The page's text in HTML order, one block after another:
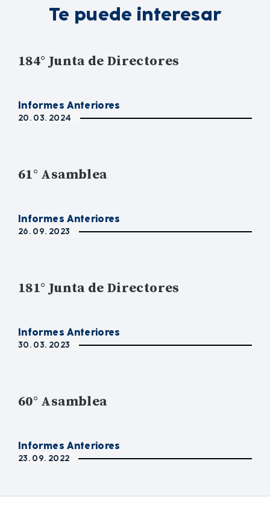
Te puede interesar
184° Junta de Directores
Informes Anteriores
20. 03. 2024
61° Asamblea
Informes Anteriores
26. 09. 2023
181° Junta de Directores
Informes Anteriores
30. 03. 2023
60° Asamblea
Informes Anteriores
23. 09. 2022